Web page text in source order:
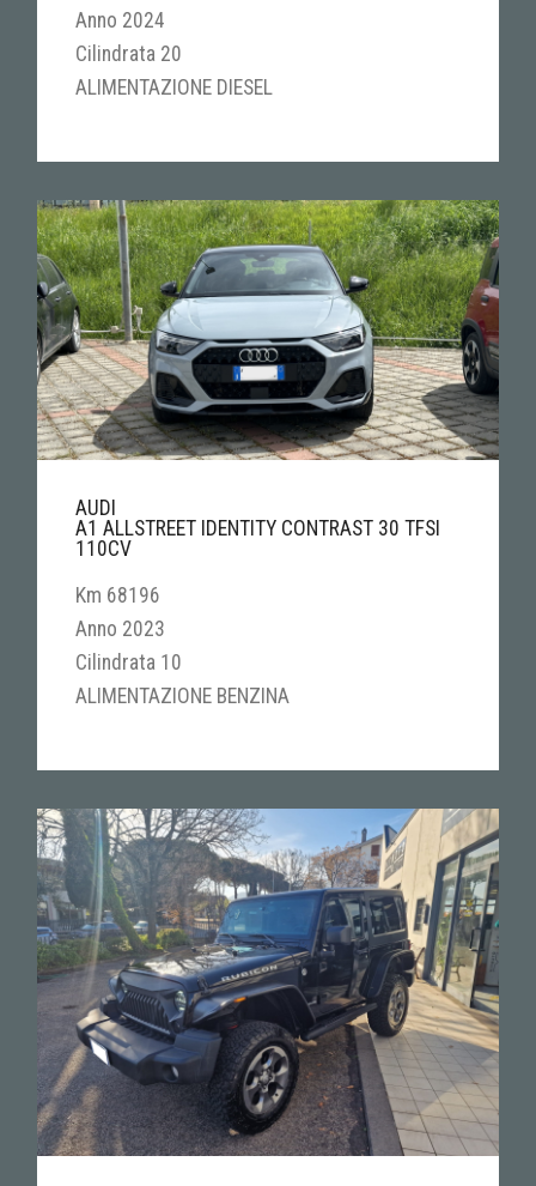
Anno 2024
Cilindrata 20
ALIMENTAZIONE DIESEL
AUDI
A1 ALLSTREET IDENTITY CONTRAST 30 TFSI
110CV
Km 68196
Anno 2023
Cilindrata 10
ALIMENTAZIONE BENZINA